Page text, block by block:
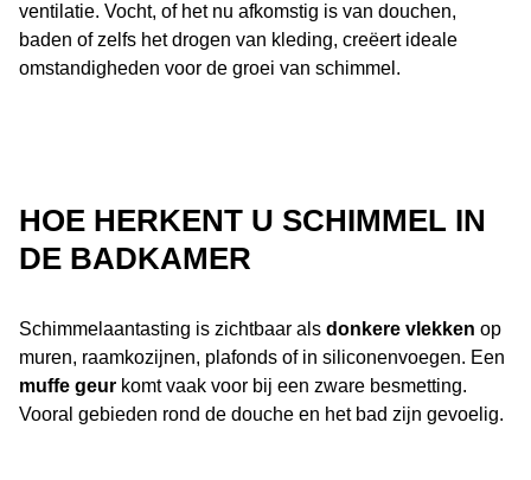
ventilatie. Vocht, of het nu afkomstig is van douchen,
baden of zelfs het drogen van kleding, creëert ideale
omstandigheden voor de groei van schimmel.
HOE HERKENT U SCHIMMEL IN
DE BADKAMER
Schimmelaantasting is zichtbaar als donkere vlekken op
muren, raamkozijnen, plafonds of in siliconenvoegen. Een
muffe geur komt vaak voor bij een zware besmetting.
Vooral gebieden rond de douche en het bad zijn gevoelig.